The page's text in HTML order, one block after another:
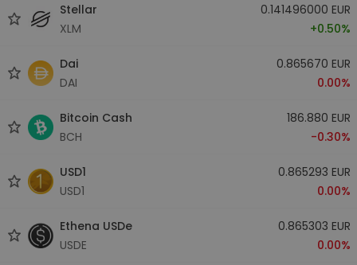
Stellar
XLM
0.141496000 EUR
+0.50%
Dai
DAI
0.865670 EUR
0.00%
Bitcoin Cash
BCH
186.880 EUR
-0.30%
USD1
USD1
0.865293 EUR
0.00%
Ethena USDe
USDE
0.865303 EUR
0.00%